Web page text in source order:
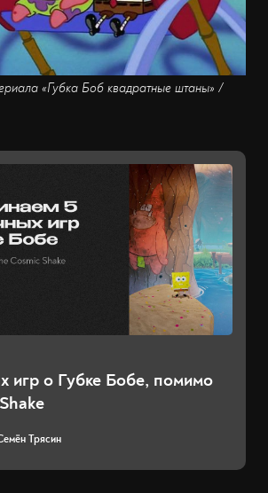
«Губка Боб квадратные штаны» /
игр о Губке Бобе, помимо
Трясин